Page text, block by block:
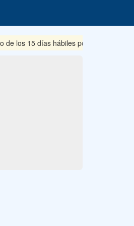
días hábiles posteriores a su